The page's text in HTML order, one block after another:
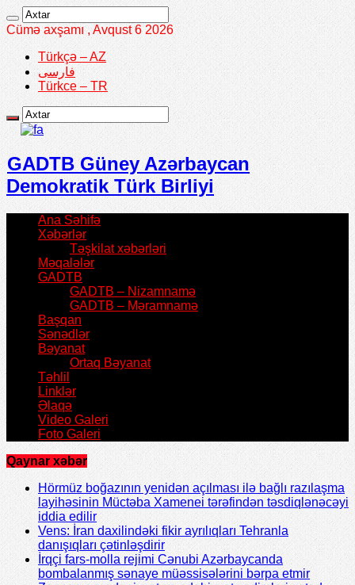
Cümə axşamı , Avqust 6 2026
Türkçə – AZ
فارسی
Türkce – TR
GADTB Güney Azərbaycan
Demokratik Türk Birliyi
Ana Səhifə
Xəbərlər
Təşkilat xəbərləri
Məqalələr
GADTB
GADTB – Nizamnamə
GADTB – Məramnamə
Başqan
Sənədlər
Bəyanat
Ortaq Bəyanat
Təhlil
Linklər
Əlaqə
Video Galeri
Foto Galeri
Qaynar xəbər
Hörmüz boğazının yenidən açılması ilə bağlı razılaşma
layihəsinin Müctəba Xamenei tərəfindən təsdiqlənəcəyi
iddia edilir
Vens: İran daxilindəki fikir ayrılıqları Tehranla
danışıqları çətinləşdirir
İrqçi fars-molla rejimi Cənubi Azərbaycanda
bombalanmış sənaye müəssisələrini bərpa etmir